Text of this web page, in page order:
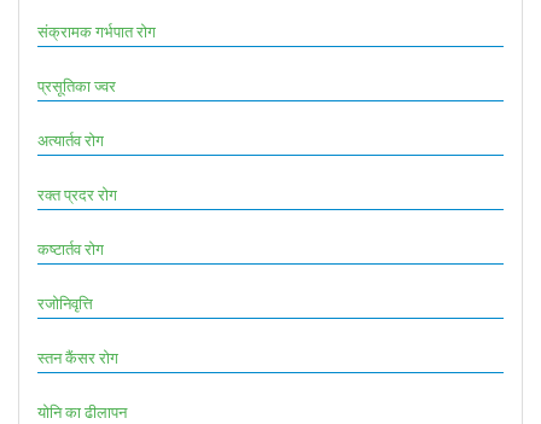
संक्रामक गर्भपात रोग
प्रसूतिका ज्वर
अत्यार्तव रोग
रक्त प्रदर रोग
कष्टार्तव रोग
रजोनिवृत्ति
स्तन कैंसर रोग
योनि का ढीलापन